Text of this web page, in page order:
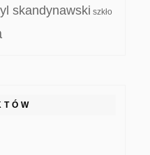
skandynawski szkło